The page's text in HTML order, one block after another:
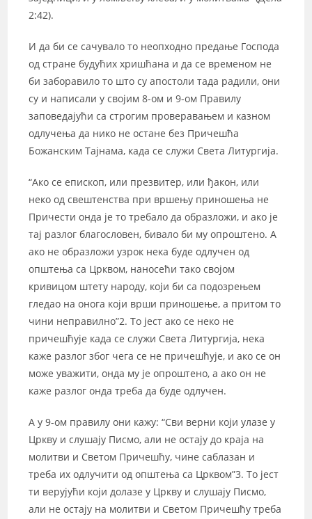
2:42).
И да би се сачувало то неопходно предање Господа
од стране будућих хришћана и да се временом не
би заборавило то што су апостоли тада радили, они
су и написали у својим 8-ом и 9-ом Правилу
заповедајући са строгим проверавањем и казном
одлучења да нико не остане без Причешћа
Божанским Тајнама, када се служи Света Литургија.
“Ако се епископ, или презвитер, или ђакон, или
неко од свештенства при вршењу приношења не
Причести онда је то требало да образложи, и ако је
тај разлог благословен, бивало би му опроштено. А
ако не образложи узрок нека буде одлучен од
општења са Црквом, наносећи тако својом
кривицом штету народу, који би са подозрењем
гледао на онога који врши приношење, а притом то
чини неправилно”2. То јест ако се неко не
причешћује када се служи Света Литургија, нека
каже разлог због чега се не причешћује, и ако се он
може уважити, онда му је опроштено, а ако он не
каже разлог онда треба да буде одлучен.
А у 9-ом правилу они кажу: “Сви верни који улазе у
Цркву и слушају Писмо, али не остају до краја на
молитви и Светом Причешћу, чине саблазан и
треба их одлучити од општења са Црквом”3. То јест
ти верујући који долазе у Цркву и слушају Писмо,
али не остају на молитви и Светом Причешћу треба